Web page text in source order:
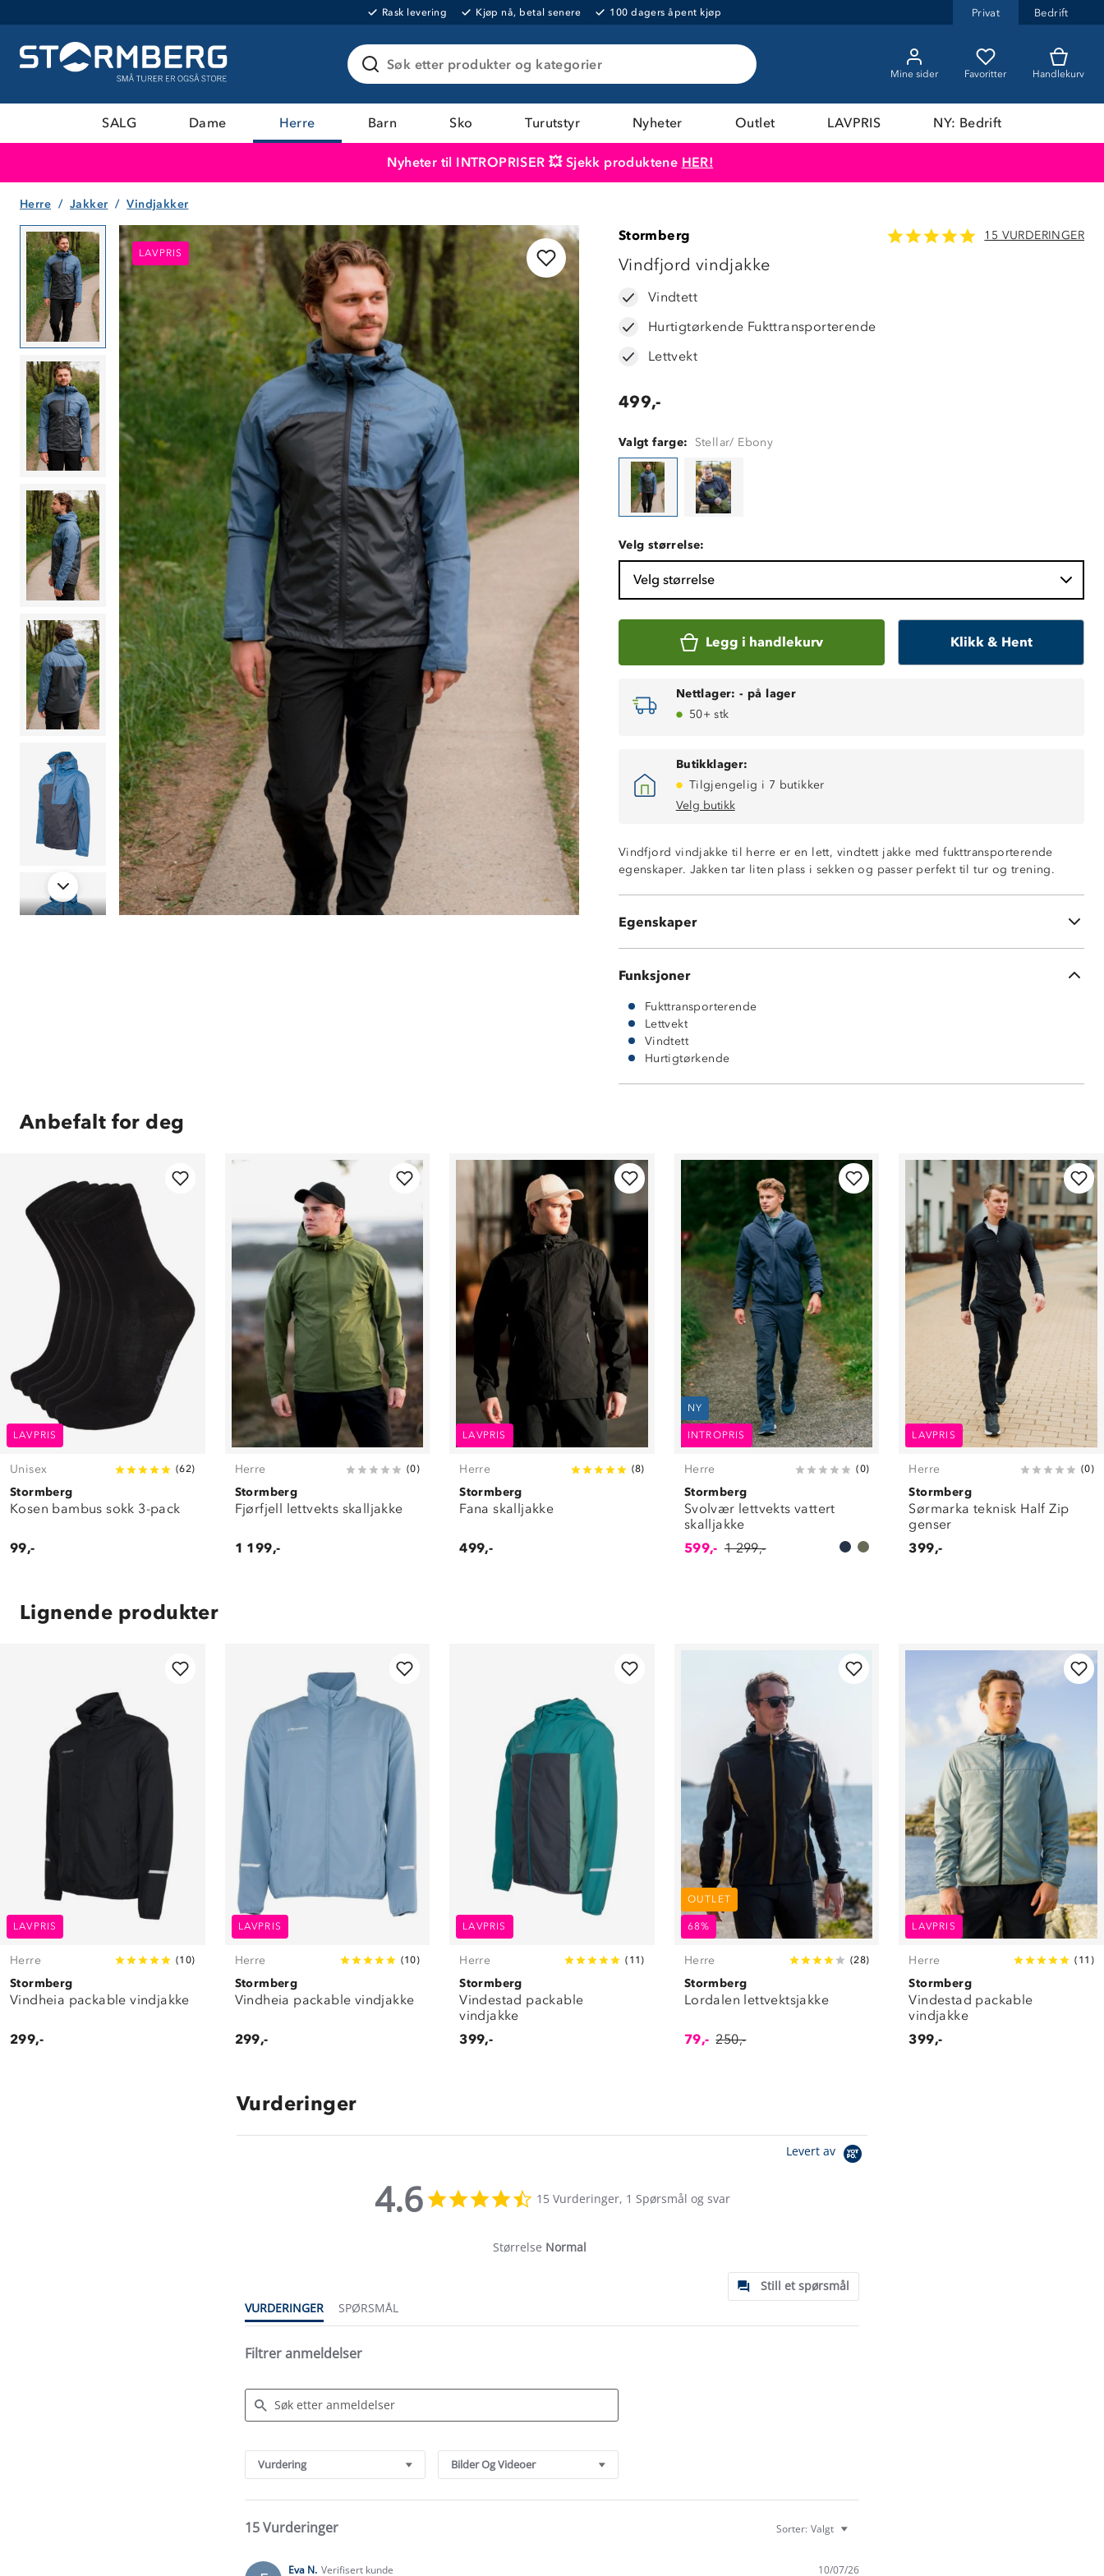
Rask levering Kjøp nå, betal senere 100 dagers åpent kjøp Privat Bedrift
Søk etter produkter og kategorier
Mine sider Favoritter Handlekurv
SALG Dame Herre Barn Sko Turutstyr Nyheter Outlet LAVPRIS NY: Bedrift
Nyheter til INTROPRISER 💥 Sjekk produktene HER!
Herre Jakker Vindjakker
LAVPRIS
LAVPRIS
Stormberg 15 VURDERINGER
Vindfjord vindjakke
Vindtett
Hurtigtørkende Fukttransporterende
Lettvekt
499,-
Valgt farge: Stellar/ Ebony
Velg størrelse:
Velg størrelse
Legg i handlekurv Klikk & Hent
Nettlager: - på lager
50+ stk
Butikklager:
Tilgjengelig i 7 butikker
Velg butikk
Vindfjord vindjakke til herre er en lett, vindtett jakke med fukttransporterende
egenskaper. Jakken tar liten plass i sekken og passer perfekt til tur og trening.
Egenskaper
Vindtett
Meshfôr
To glidelåslommer
Drawstring hette
Funksjoner
Fukttransporterende
Lettvekt
Vindtett
Hurtigtørkende
Anbefalt for deg
LAVPRIS
Unisex (62)
Stormberg
Kosen bambus sokk 3-pack
99,-
Herre (0)
Stormberg
Fjørfjell lettvekts skalljakke
1 199,-
LAVPRIS
Herre (8)
Stormberg
Fana skalljakke
499,-
NY
INTROPRIS
Herre (0)
Stormberg
Svolvær lettvekts vattert
skalljakke
599,- 1 299,-
LAVPRIS
Herre (0)
Stormberg
Sørmarka teknisk Half Zip
genser
399,-
Lignende produkter
LAVPRIS
Herre (10)
Stormberg
Vindheia packable vindjakke
299,-
LAVPRIS
Herre (10)
Stormberg
Vindheia packable vindjakke
299,-
LAVPRIS
Herre ( 11 )
Stormberg
Vindestad packable
vindjakke
399,-
OUTLET
68%
Herre (28)
Stormberg
Lordalen lettvektsjakke
79,- 250,-
LAVPRIS
Herre ( 11 )
Stormberg
Vindestad packable
vindjakke
399,-
Vurderinger
Levert av
4.6
star
15 Vurderinger, 1 Spørsmål og svar
Størrelse Normal
Still et spørsmål
VURDERINGER
SPØRSMÅL
Filtrer anmeldelser
Reviews
Vurdering Bilder Og Videoer
15 Vurderinger Sorter: Valgt
Eva N. Verifisert kunde 10/07/26